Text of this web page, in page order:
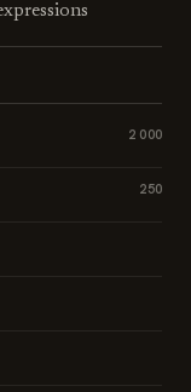
2 000
250